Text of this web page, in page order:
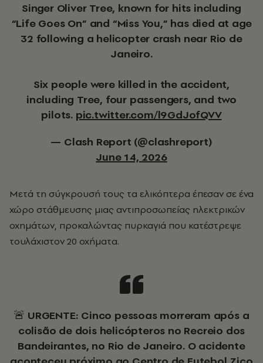
Singer Oliver Tree, known for hits including
“Life Goes On” and “Miss You,” has died at age
32 following a helicopter crash near Rio de
Janeiro.
Six people were killed in the accident,
including Tree, four passengers, and two
pilots. pic.twitter.com/l9GdJofQVV
— Clash Report (@clashreport)
June 14, 2026
Μετά τη σύγκρουσή τους τα ελικόπτερα έπεσαν σε ένα
χώρο στάθμευσης μιας αντιπροσωπείας ηλεκτρικών
οχημάτων, προκαλώντας πυρκαγιά που κατέστρεψε
τουλάχιστον 20 οχήματα.
🚨 URGENTE: Cinco pessoas morreram após a
colisão de dois helicópteros no Recreio dos
Bandeirantes, no Rio de Janeiro. O acidente